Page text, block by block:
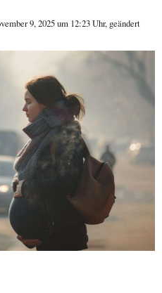
9, 2025um 12:23 Uhr, geändert